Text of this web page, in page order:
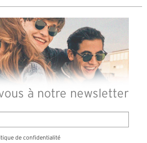
à notre newsletter
de confidentialité